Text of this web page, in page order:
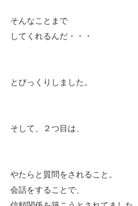
そんなことまで
してくれるんだ・・・
とびっくりしました。
そして、２つ目は、
やたらと質問をされること。
会話をすることで、